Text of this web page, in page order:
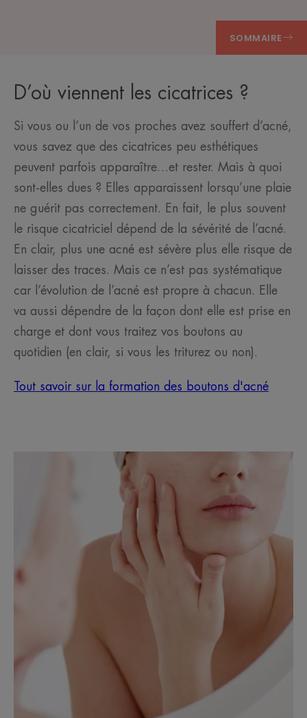
SOMMAIRE
D’où viennent les cicatrices ?
Si vous ou l’un de vos proches avez souffert d’acné,
vous savez que des cicatrices peu esthétiques
peuvent parfois apparaître…et rester. Mais à quoi
sont-elles dues ? Elles apparaissent lorsqu’une plaie
ne guérit pas correctement. En fait, le plus souvent
le risque cicatriciel dépend de la sévérité de l’acné.
En clair, plus une acné est sévère plus elle risque de
laisser des traces. Mais ce n’est pas systématique
car l’évolution de l’acné est propre à chacun. Elle
va aussi dépendre de la façon dont elle est prise en
charge et dont vous traitez vos boutons au
quotidien (en clair, si vous les triturez ou non).
Tout savoir sur la formation des boutons d'acné